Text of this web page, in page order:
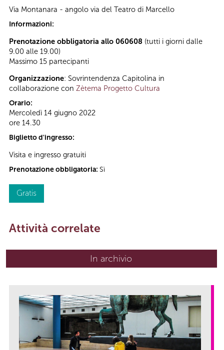
Via Montanara - angolo via del Teatro di Marcello
Informazioni:
Prenotazione obbligatoria allo 060608 (tutti i giorni dalle
9.00 alle 19.00)
Massimo 15 partecipanti
Organizzazione: Sovrintendenza Capitolina in
collaborazione con Zètema Progetto Cultura
Orario:
Mercoledì 14 giugno 2022
ore 14.30
Biglietto d'ingresso:
Visita e ingresso gratuiti
Prenotazione obbligatoria: Sì
Gratis
Attività correlate
In archivio